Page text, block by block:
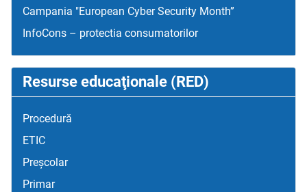
Campania "European Cyber Security Month”
InfoCons – protectia consumatorilor
Resurse educaţionale (RED)
Procedură
ETIC
Preșcolar
Primar